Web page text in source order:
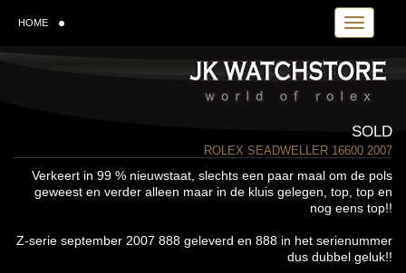
Toggle
HOME
SOLD
ROLEX SEADWELLER 16600 2007
Verkeert in 99 % nieuwstaat, slechts een paar maal om de pols
geweest en verder alleen maar in de kluis gelegen, top, top en
nog eens top!!
Z-serie september 2007 888 geleverd en 888 in het serienummer
dus dubbel geluk!!